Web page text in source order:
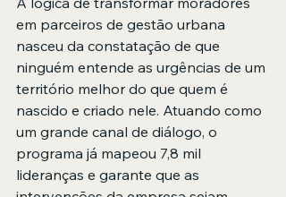
em parceiros de gestão urbana
nasceu da constatação de que
ninguém entende as urgências de um
território melhor do que quem é
nascido e criado nele. Atuando como
um grande canal de diálogo, o
programa já mapeou 7,8 mil
lideranças e garante que as